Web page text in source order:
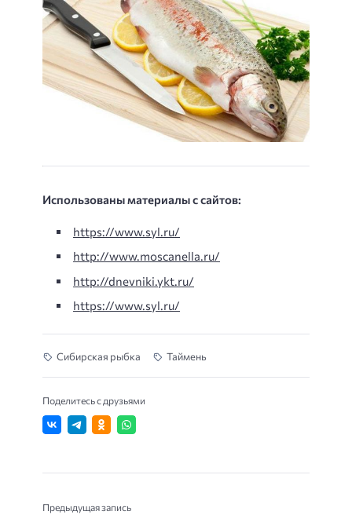
Использованы материалы с сайтов:
https://www.syl.ru/
http://www.moscanella.ru/
http://dnevniki.ykt.ru/
https://www.syl.ru/
Сибирская рыбка Таймень
Поделитесь с друзьями
Предыдущая запись